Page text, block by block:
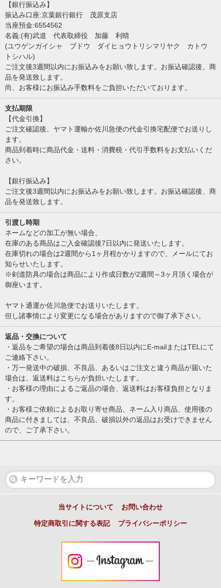
【銀行振込み】
振込み口座:京葉銀行銀行 茂原支店
当座預金:6554562
名義:(有)武道 代表取締役 加藤 利晴
(ユウゲンガイシャ ブドウ ダイヒョウトリシマリヤク カトウ
トシハル)
ご注文後3週間以内にお振込みをお願い致します。お振込確認後、商
品を発送致します。
尚、お客様にお振込み手数料をご負担いただいております。
支払期限
【代金引換】
ご注文確認後、ヤマト運輸か佐川急便の代金引換宅配便でお送りし
ます。
商品到着時に商品代金・送料・消費税・代引手数料をお支払いくだ
さい。
【銀行振込み】
ご注文後3週間以内にお振込みをお願い致します。お振込確認後、商
品を発送致します。
引渡し時期
ネームなどの加工が無い場合、
在庫のある商品はご入金確認後7日以内に発送いたします。
在庫切れの場合は2週間から1ヶ月程かかりますので、メールにてお
知らせいたします。
※剣道防具の場合は商品により作成日数が2週間～3ヶ月頂く場合が
御座います。
ヤマト通運か佐川急便でお送りいたします。
但し諸事情により変更になる場合がありますので御了承下さい。
返品・交換について
・返品をご希望の場合は商品到着後8日以内にE-mailまたはTELにて
ご連絡下さい。
・万一発送中の破損、不良品、あるいはご注文と違う商品が届いた
場合は、返送料はこちらが負担いたします。
・お客様の理由によるご返品の場合、返送料はお客様負担となりま
す。
・お客様ご依頼によるお取り寄せ商品、ネーム入り商品、使用後の
商品に付きましては、不良品、破損以外の返品はお受けできません
ので、ご了承下さい。
当サイトについて お問い合わせ
特定商取引に関する表記 プライバシーポリシー